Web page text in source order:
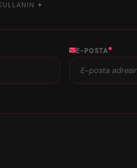
✦
E-POSTA*